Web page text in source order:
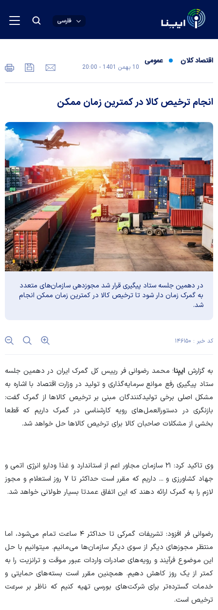
فارسی
اقتصاد کلان عمومی
10 بهمن 1401 - 20:00
انجام ترخیص کالا در کمترین زمان ممکن
در دهمین جلسه ستاد پیگیری قرار شد مجوزدهی سازمان‌های متعدد
به گمرک زمان دار شود تا ترخیص کالا در کمترین زمان ممکن انجام
شد.
کد خبر : ۱۴۶۱۵۰
به گزارش ایبِنا؛ محمد رضوانی فر رییس کل گمرک ایران در دهمین جلسه
ستاد پیگیری رفع موانع سرمایه‌گذاری و تولید در وزارت اقتصاد با اشاره به
مشکل اصلی برخی تولیدکنندگان مبنی بر ترخیص کالا‌ها از گمرک گفت:
بازنگری در دستورالعمل‌های رویه کارشناسی در گمرک داریم که قطعا
بخشی از مشکلات صاحبان کالا برای ترخیص کالا‌ها حل خواهد شد.
وی تاکید کرد: ۲۱ سازمان مجاور اعم از استاندارد و غذا و‌دارو انرژی اتمی و
جهاد کشاورزی و ... داریم که مقرر است حداکثر تا ۷ روز استعلام و مجوز
لازم را به گمرک ارائه دهند که این اتفاق عمدتا بسیار طولانی خواهد شد.
رضوانی فر افزود: تشریفات گمرکی تا حداکثر ۴ ساعت تمام می‌شود، اما
منتظر مجوز‌های دیگر از سوی دیگر سازمان‌ها می‌مانیم. میتوانیم با حل
این موضوع فرآیند و رویه‌های صادرات واردات عبور موقت و ترانزیت را به
کمتر از یک روز کاهش دهیم. همچنین مقرر است بسته‌های حمایتی و
خدمات گسترده‌تر برای شرکت‌های بورسی تهیه کنیم که ناظر بر سرعت
ترخیص است.